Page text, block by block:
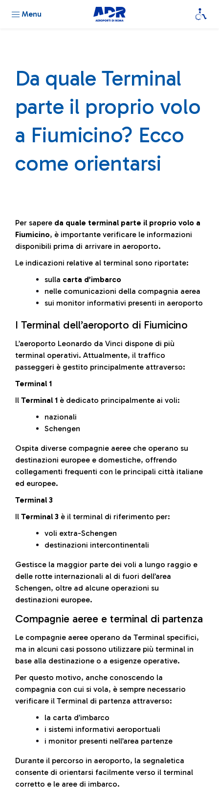
Menu
Da quale Terminal
parte il proprio volo
a Fiumicino? Ecco
come orientarsi
Per sapere da quale terminal parte il proprio volo a
Fiumicino, è importante verificare le informazioni
disponibili prima di arrivare in aeroporto.
Le indicazioni relative al terminal sono riportate:
sulla carta d’imbarco
nelle comunicazioni della compagnia aerea
sui monitor informativi presenti in aeroporto
I Terminal dell’aeroporto di Fiumicino
L’aeroporto Leonardo da Vinci dispone di più
terminal operativi. Attualmente, il traffico
passeggeri è gestito principalmente attraverso:
Terminal 1
Il Terminal 1 è dedicato principalmente ai voli:
nazionali
Schengen
Ospita diverse compagnie aeree che operano su
destinazioni europee e domestiche, offrendo
collegamenti frequenti con le principali città italiane
ed europee.
Terminal 3
Il Terminal 3 è il terminal di riferimento per:
voli extra-Schengen
destinazioni intercontinentali
Gestisce la maggior parte dei voli a lungo raggio e
delle rotte internazionali al di fuori dell’area
Schengen, oltre ad alcune operazioni su
destinazioni europee.
Compagnie aeree e terminal di partenza
Le compagnie aeree operano da Terminal specifici,
ma in alcuni casi possono utilizzare più terminal in
base alla destinazione o a esigenze operative.
Per questo motivo, anche conoscendo la
compagnia con cui si vola, è sempre necessario
verificare il Terminal di partenza attraverso:
la carta d’imbarco
i sistemi informativi aeroportuali
i monitor presenti nell’area partenze
Durante il percorso in aeroporto, la segnaletica
consente di orientarsi facilmente verso il terminal
corretto e le aree di imbarco.